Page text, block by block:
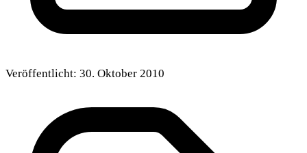
Veröffentlicht: 30. Oktober 2010